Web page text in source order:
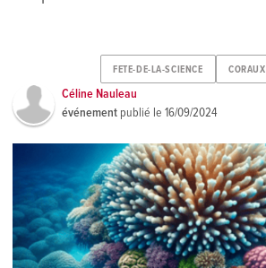
FETE-DE-LA-SCIENCE CORAUX
Céline Nauleau
événement publié le16/09/2024